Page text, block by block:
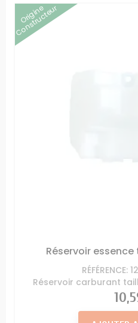
Origine
Constructeur
Réservoir
Réservoir carburant
Prix